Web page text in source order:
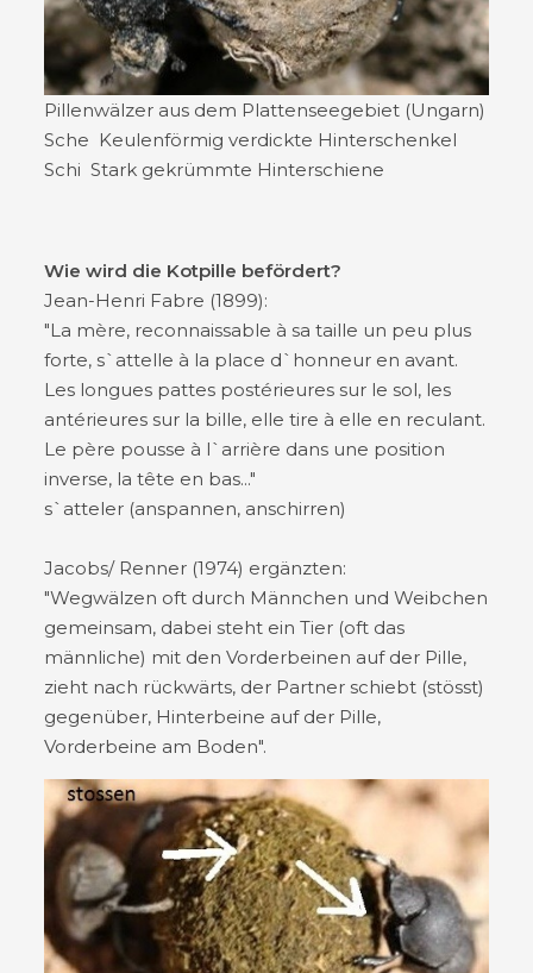
Pillenwälzer aus dem Plattenseegebiet (Ungarn)
Sche Keulenförmig verdickte Hinterschenkel
Schi Stark gekrümmte Hinterschiene
Wie wird die Kotpille befördert?
Jean-Henri Fabre (1899):
"La mère, reconnaissable à sa taille un peu plus
forte, s`attelle à la place d`honneur en avant.
Les longues pattes postérieures sur le sol, les
antérieures sur la bille, elle tire à elle en reculant.
Le père pousse à l`arrière dans une position
inverse, la tête en bas..."
s`atteler (anspannen, anschirren)
Jacobs/ Renner (1974) ergänzten:
"Wegwälzen oft durch Männchen und Weibchen
gemeinsam, dabei steht ein Tier (oft das
männliche) mit den Vorderbeinen auf der Pille,
zieht nach rückwärts, der Partner schiebt (stösst)
gegenüber, Hinterbeine auf der Pille,
Vorderbeine am Boden".